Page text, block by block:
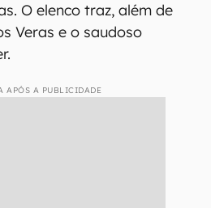
O elenco traz, além de
Veras e o saudoso
APÓS A PUBLICIDADE